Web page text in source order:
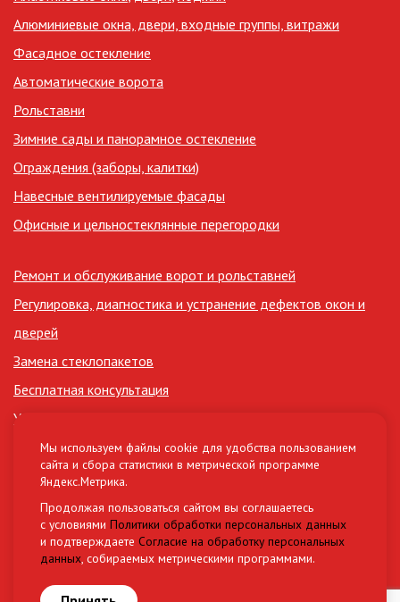
Алюминиевые окна, двери, входные группы, витражи
Фасадное остекление
Автоматические ворота
Рольставни
Зимние сады и панорамное остекление
Ограждения (заборы, калитки)
Навесные вентилируемые фасады
Офисные и цельностеклянные перегородки
Ремонт и обслуживание ворот и рольставней
Регулировка, диагностика и устранение дефектов окон и
дверей
Замена стеклопакетов
Бесплатная консультация
Утепление лоджий
Сертификаты
Нормативные документы (СНиП, ГОСТ)
Материалы и комплектующие
Разработка сайта
Овикс Медиа Груп
Мы используем файлы cookie для удобства пользованием
сайта и сбора статистики в метрической программе
Яндекс.Метрика.
Продолжая пользоваться сайтом вы соглашаетесь
с условиями Политики обработки персональных данных
и подтверждаете Согласие на обработку персональных
данных, собираемых метрическими программами.